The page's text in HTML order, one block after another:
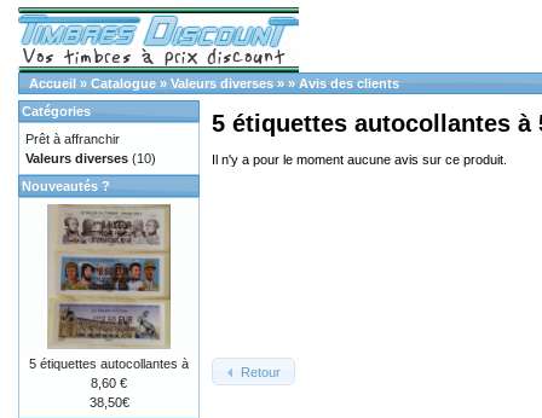
Accueil » Catalogue » Valeurs diverses » » Avis des clients
5 étiquettes autocollantes à
Il n'y a pour le moment aucune avis sur ce produit.
Retour
Catégories
Prêt à affranchir
Valeurs diverses (10)
Nouveautés ?
5 étiquettes autocollantes à
8,60 €
38,50€